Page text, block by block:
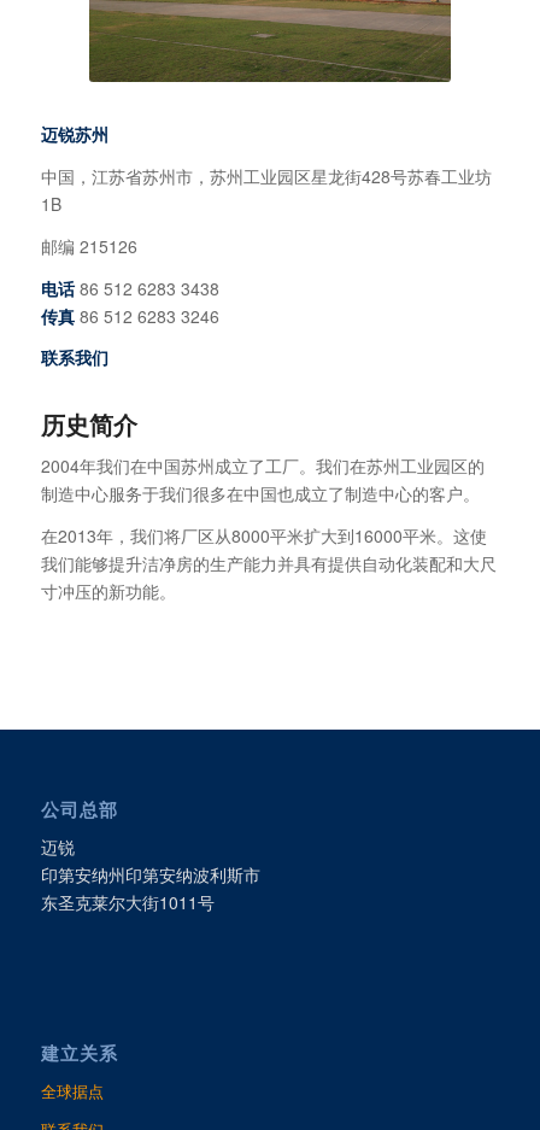
迈锐苏州
中国，江苏省苏州市，苏州工业园区星龙街428号苏春工业坊
1B
邮编 215126
电话86 512 6283 3438
传真86 512 6283 3246
联系我们
历史简介
2004年我们在中国苏州成立了工厂。我们在苏州工业园区的
制造中心服务于我们很多在中国也成立了制造中心的客户。
在2013年，我们将厂区从8000平米扩大到16000平米。这使
我们能够提升洁净房的生产能力并具有提供自动化装配和大尺
寸冲压的新功能。
公司总部
迈锐
印第安纳州印第安纳波利斯市
东圣克莱尔大街1011号
建立关系
全球据点